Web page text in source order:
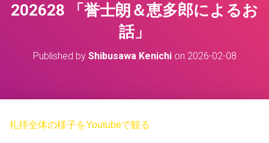
L
E
202628 「誉士朗＆恵多郎によるお
話」
Published by Shibusawa Kenichion 2026-02-08
礼拝全体の様子をYoutubeで観る